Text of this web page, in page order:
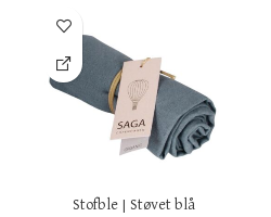
Stofble | Støvet blå